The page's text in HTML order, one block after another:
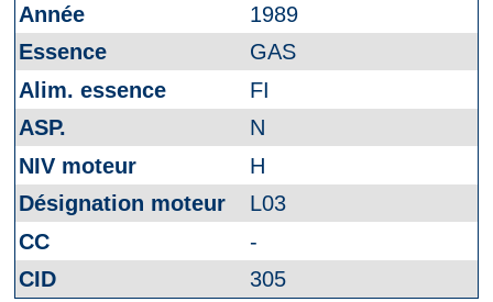
1989
GAS
FI
N
H
L03
-
305